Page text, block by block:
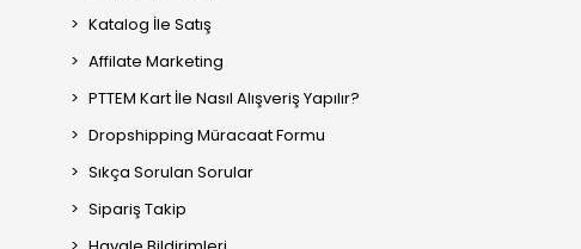
Katalog İle Satış
Affilate Marketing
PTTEM Kart İle Nasıl Alışveriş Yapılır?
Dropshipping Müracaat Formu
Sıkça Sorulan Sorular
Sipariş Takip